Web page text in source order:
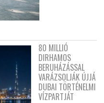
80 MILLIÓ
DIRHAMOS
BERUHÁZÁSSAL
VARÁZSOLJÁK ÚJJÁ
DUBAI TÖRTÉNELMI
VÍZPARTJÁT